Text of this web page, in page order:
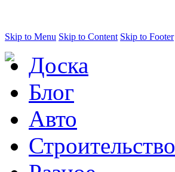
Skip to Menu Skip to Content Skip to Footer
Доска
Блог
Авто
Строительство